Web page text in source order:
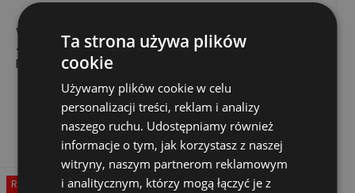
WIERTŁO UDAROWE
4POWER PRO SDS-
PLUS, 14,0X150/210
Cena
67,70 zł
Dodaj do koszyka
WIERTŁA UDAROWE
8X SDS - MAX 24 MM
Cena
170,06 zł
Dodaj do koszyka
-50%
Rabat
Ta strona używa plików
cookie
Używamy plików cookie w celu
personalizacji treści, reklam i analizy
naszego ruchu. Udostępniamy również
informacje o tym, jak korzystasz z naszej
witryny, naszym partnerom reklamowym
i analitycznym, którzy mogą łączyć je z